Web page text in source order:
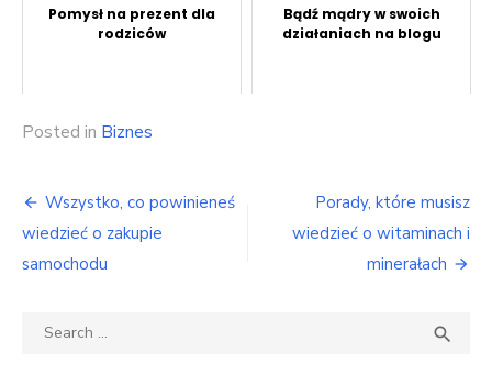
Pomysł na prezent dla
rodziców
Bądź mądry w swoich
działaniach na blogu
Posted in Biznes
Nawigacja
wpisu
Wszystko, co powinieneś
wiedzieć o zakupie
samochodu
Porady, które musisz
wiedzieć o witaminach i
minerałach
Search
